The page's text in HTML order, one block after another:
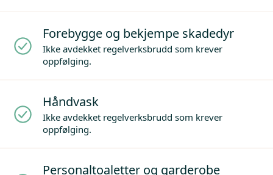
Forebygge og bekjempe skadedyr
Ikke avdekket regelverksbrudd som krever
oppfølging.
Håndvask
Ikke avdekket regelverksbrudd som krever
oppfølging.
Personaltoaletter og garderobe